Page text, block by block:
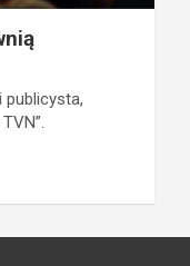
publicysta,